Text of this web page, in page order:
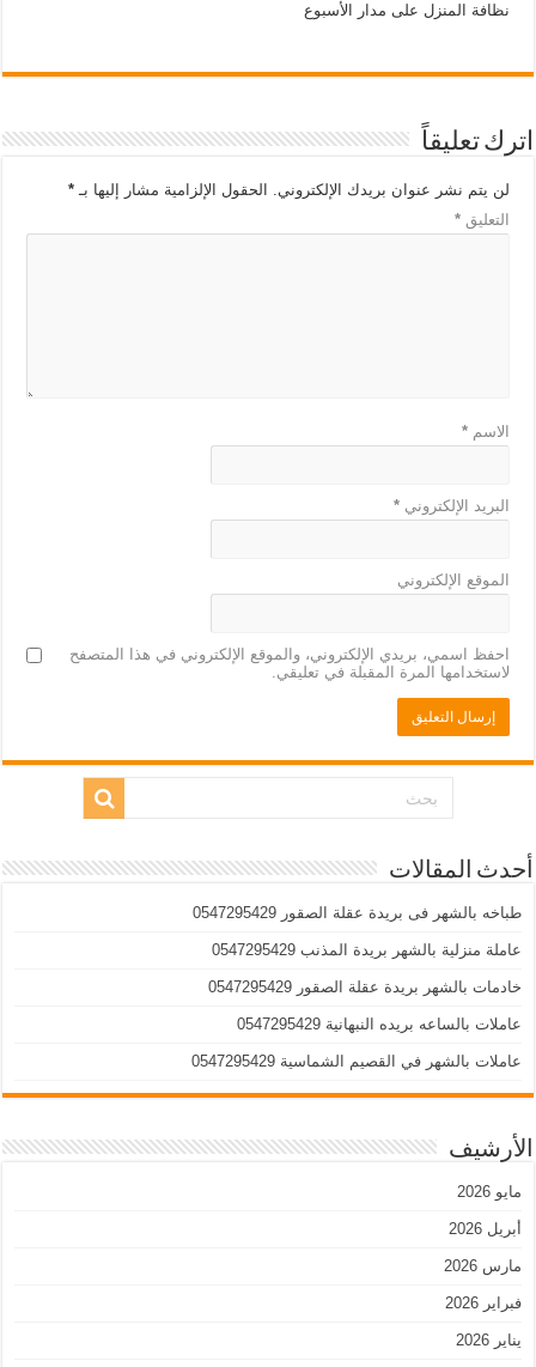
نظافة المنزل على مدار الأسبوع
اترك تعليقاً
لن يتم نشر عنوان بريدك الإلكتروني. الحقول الإلزامية مشار إليها بـ*
التعليق*
الاسم*
البريد الإلكتروني*
الموقع الإلكتروني
احفظ اسمي، بريدي الإلكتروني، والموقع الإلكتروني في هذا المتصفح
لاستخدامها المرة المقبلة في تعليقي.
أحدث المقالات
طباخه بالشهر فى بريدة عقلة الصقور 0547295429
عاملة منزلية بالشهر بريدة المذنب 0547295429
خادمات بالشهر بريدة عقلة الصقور 0547295429
عاملات بالساعه بريده النبهانية 0547295429
عاملات بالشهر في القصيم الشماسية 0547295429
الأرشيف
مايو 2026
أبريل 2026
مارس 2026
فبراير 2026
يناير 2026